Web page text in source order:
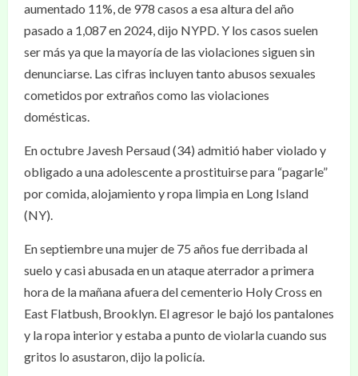
aumentado 11%, de 978 casos a esa altura del año
pasado a 1,087 en 2024, dijo NYPD. Y los casos suelen
ser más ya que la mayoría de las violaciones siguen sin
denunciarse. Las cifras incluyen tanto abusos sexuales
cometidos por extraños como las violaciones
domésticas.
En octubre Javesh Persaud (34) admitió haber violado y
obligado a una adolescente a prostituirse para “pagarle”
por comida, alojamiento y ropa limpia en Long Island
(NY).
En septiembre una mujer de 75 años fue derribada al
suelo y casi abusada en un ataque aterrador a primera
hora de la mañana afuera del cementerio Holy Cross en
East Flatbush, Brooklyn. El agresor le bajó los pantalones
y la ropa interior y estaba a punto de violarla cuando sus
gritos lo asustaron, dijo la policía.